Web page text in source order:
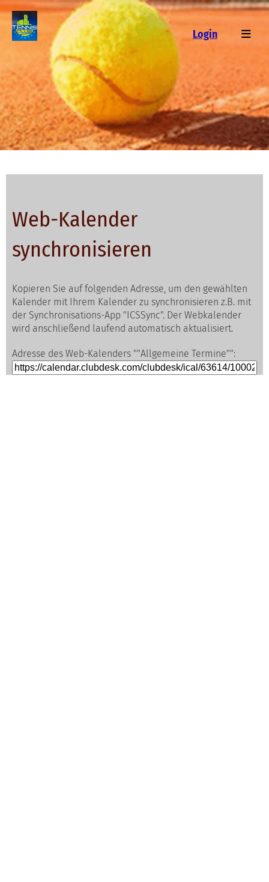
Login
Web-Kalender
synchronisieren
Kopieren Sie auf folgenden Adresse, um den gewählten
Kalender mit Ihrem Kalender zu synchronisieren z.B. mit
der Synchronisations-App "ICSSync". Der Webkalender
wird anschließend laufend automatisch aktualisiert.
Adresse des Web-Kalenders ""Allgemeine Termine"":